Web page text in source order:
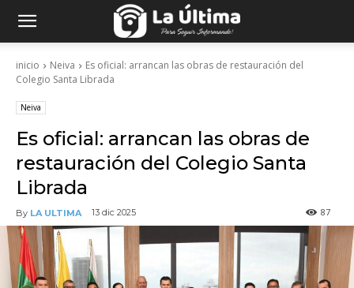
inicio Neiva
Es oficial: arrancan las obras de restauración del
Colegio Santa Librada
Neiva
Es oficial: arrancan las obras de
restauración del Colegio Santa
Librada
By LA ULTIMA 13 dic 2025 87